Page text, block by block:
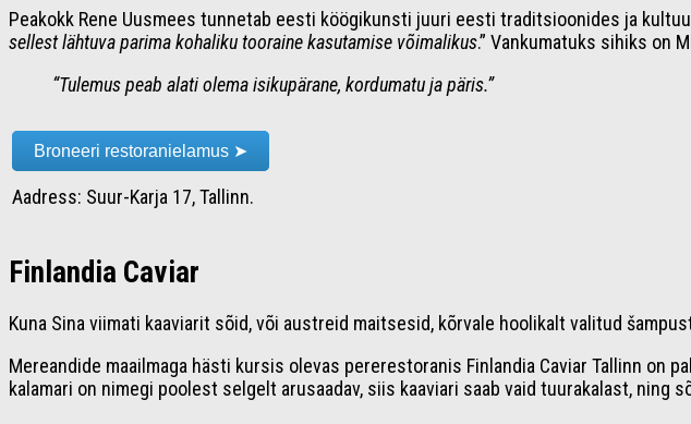
Peakokk Rene Uusmees tunnetab eesti köögikunsti juuri eesti traditsioonides ja
sellest lähtuva parima kohaliku tooraine kasutamise võimalikus.” Vankumatuks sihiks on
“Tulemus peab alati olema isikupärane, kordumatu ja päris.”
Broneeri restoranielamus ➤
Aadress: Suur-Karja 17, Tallinn.
Finlandia Caviar
Kuna Sina viimati kaaviarit sõid, või austreid maitsesid, kõrvale hoolikalt valitud
Mereandide maailmaga hästi kursis olevas pererestoranis Finlandia Caviar Tallinn
kalamari on nimegi poolest selgelt arusaadav, siis kaaviari saab vaid tuurakalast,